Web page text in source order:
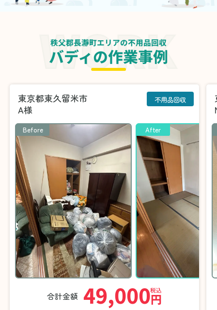
秩父郡長瀞町エリアの不用品回収
バディの作業事例
東京都東久留米市
A様
不用品回収
Before After
合計金額 49,000円
税込